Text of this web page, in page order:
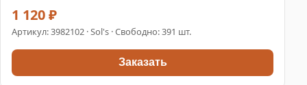
1 120 ₽
Артикул:3982102 · Sol's · Свободно: 391 шт.
Заказать